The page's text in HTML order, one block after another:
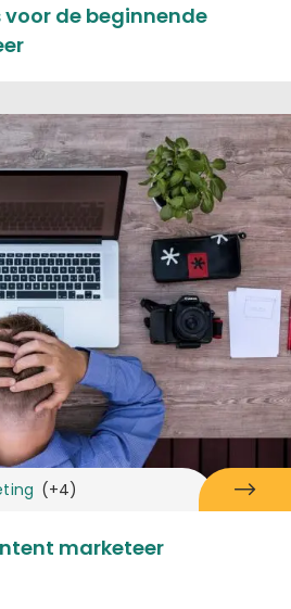
de beginnende
(+4)
marketeer